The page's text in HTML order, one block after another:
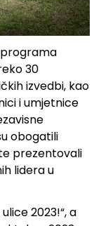
30
izvedbi, kao
i umjetnice
obogatili
prezentovali
lidera u
2023!“, a